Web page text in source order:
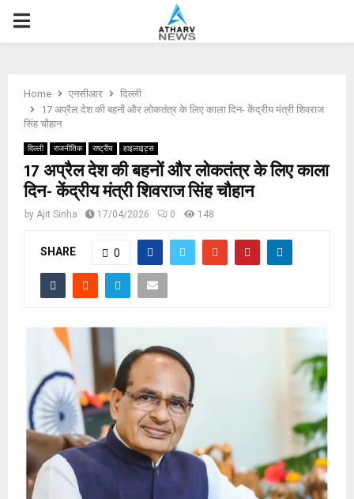
P
M
A
Home एनसीआर
दिल्ली
17 अप्रैल देश की बहनों और लोकतंत्र के लिए काला दिन- केंद्रीय मंत्री शिवराज
सिंह चौहान
दिल्ली राजनीतिक राष्ट्रीय हाइलाइट्स
17 अप्रैल देश की बहनों और लोकतंत्र के लिए काला
दिन- केंद्रीय मंत्री शिवराज सिंह चौहान
by Ajit Sinha 17/04/2026 0 148
SHARE 0